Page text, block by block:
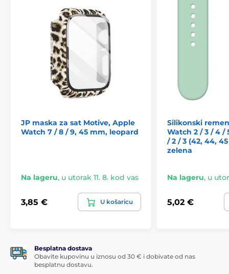
JP maska za sat Motive, Apple
Watch 7 / 8 / 9, 45 mm, leopard
Na lageru, u utorak 11. 8. kod vas
3,85 € U košaricu
Silikonski
Watch 2 / 3 / 4 /
/ 2 / 3 (42, 44,
zelena
Na lageru, u
5,02 €
Besplatna dostava
Obavite kupovinu u iznosu od 30 € i dobivate od nas
besplatnu dostavu.